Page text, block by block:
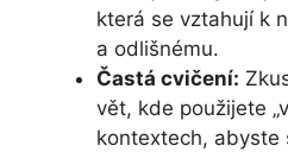
která se vztahují k
a odlišnému.
Častá cvičení:
vět, kde použijete
kontextech, abyste